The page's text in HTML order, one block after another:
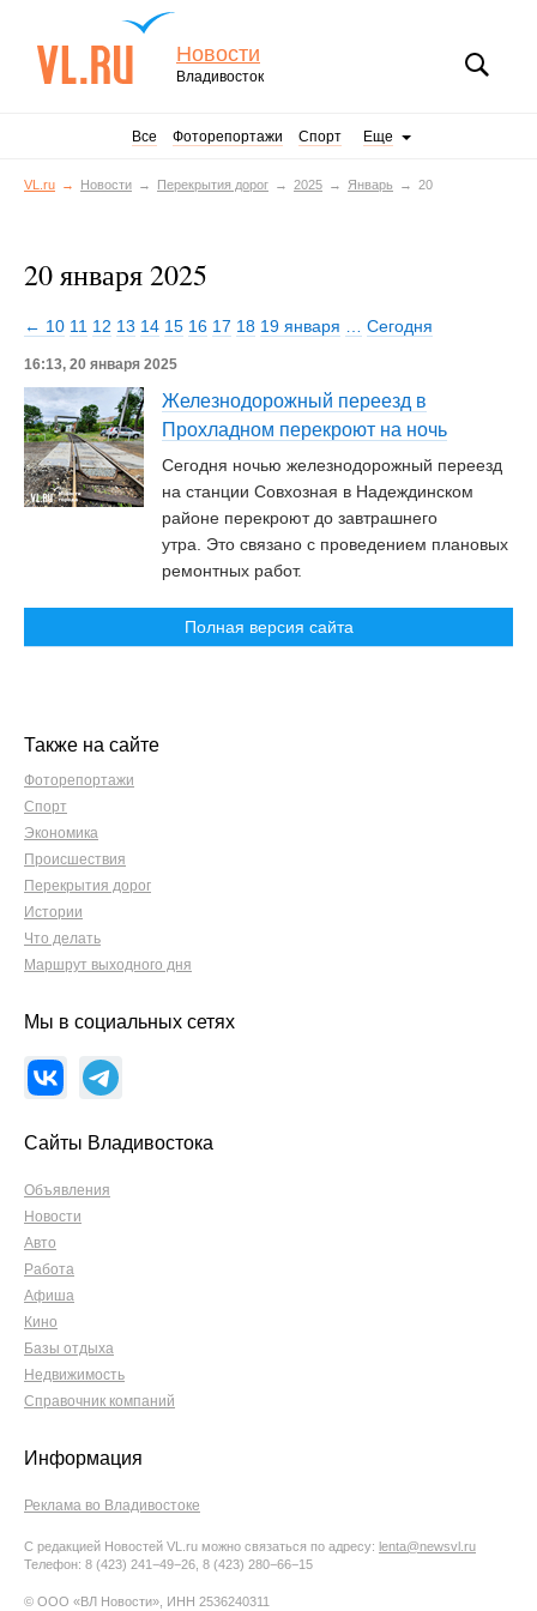
Новости
Владивосток
Все Фоторепортажи Спорт Еще
VL.ru Новости Перекрытия дорог 2025 Январь 20
20 января 2025
← 10 11 12 13 14 15 16 17 18 19 января Сегодня
16:13, 20 января 2025
Железнодорожный переезд в
Прохладном перекроют на ночь
Сегодня ночью железнодорожный переезд
на станции Совхозная в Надеждинском
районе перекроют до завтрашнего
утра. Это связано с проведением плановых
ремонтных работ.
Полная версия сайта
Также на сайте
Фоторепортажи
Спорт
Экономика
Происшествия
Перекрытия дорог
Истории
Что делать
Маршрут выходного дня
Мы в социальных сетях
Сайты Владивостока
Объявления
Новости
Авто
Работа
Афиша
Кино
Базы отдыха
Недвижимость
Справочник компаний
Информация
Реклама во Владивостоке
С редакцией Новостей VL.ru можно связаться по адресу: lenta@newsvl.ru
Телефон: 8 (423) 241−49−26, 8 (423) 280−66−15
© ООО «ВЛ Новости», ИНН 2536240311